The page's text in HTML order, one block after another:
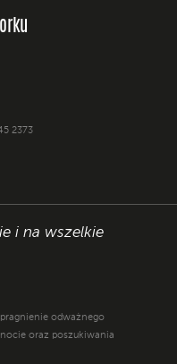
2373
i na wszelkie
odważnego
oraz poszukiwania